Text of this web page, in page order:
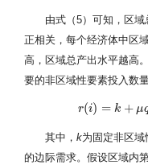
由式（5）可知，区
正相关，每个经济体中区
高，区域总产出水平越高
要的非区域性要素投入数
r(i) = k + μ
r(i)= k+μq( i)，μ
其中，k为固定非区域
的边际需求。假设区域内